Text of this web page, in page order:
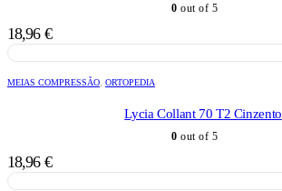
0 out of 5
18,96 €
MEIAS COMPRESSÃO ORTOPEDIA
Lycia Collant 70 T2 Cinzento
0 out of 5
18,96 €